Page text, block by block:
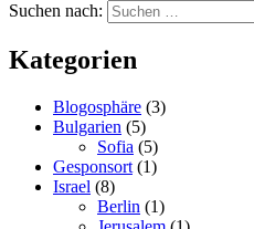
Suchen nach:
Kategorien
Blogosphäre (3)
Bulgarien (5)
Sofia (5)
Gesponsort (1)
Israel (8)
Berlin (1)